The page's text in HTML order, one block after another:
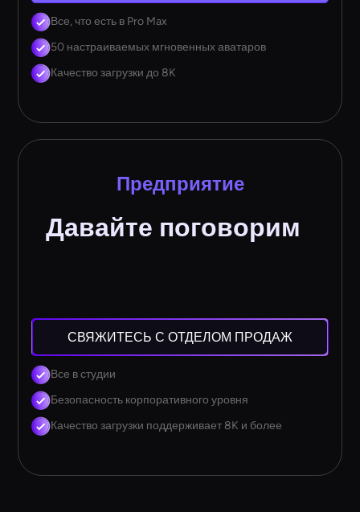
Все, что есть в Pro Max
50 настраиваемых мгновенных аватаров
Качество загрузки до 8K
Предприятие
Давайте поговорим
СВЯЖИТЕСЬ С ОТДЕЛОМ ПРОДАЖ
Все в студии
Безопасность корпоративного уровня
Качество загрузки поддерживает 8K и более